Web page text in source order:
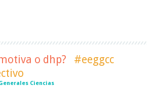
o dhp?
#eeggcc
Ciencias